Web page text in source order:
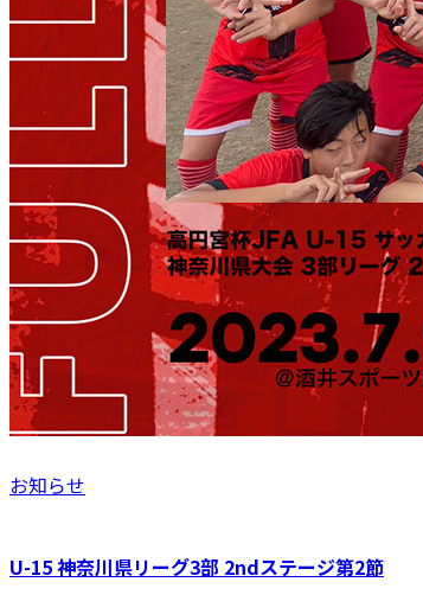
お知らせ
U-15 神奈川県リーグ3部 2ndステージ第2節